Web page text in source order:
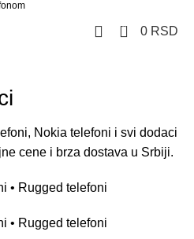
0 0 RSD
Nokia telefoni i svi dodaci
cene i brza dostava u Srbiji.
• Rugged telefoni
• Rugged telefoni